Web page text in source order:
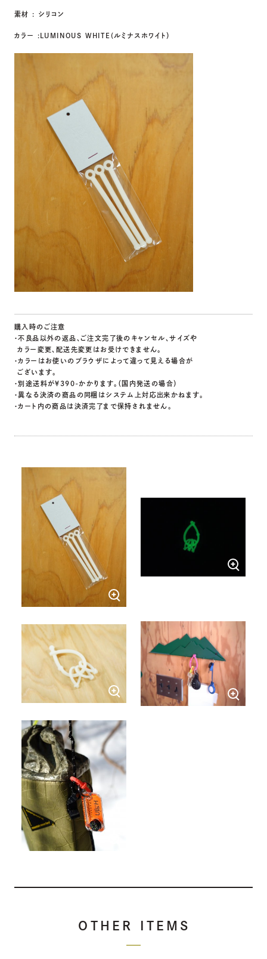
素材 : シリコン
カラー :LUMINOUS WHITE(ルミナスホワイト）
購入時のご注意
・不良品以外の返品、ご注文完了後のキャンセル、サイズや
カラー変更、配送先変更はお受けできません。
・カラーはお使いのブラウザによって違って見える場合が
ございます。
・別途送料が￥390-かかります。（国内発送の場合）
・異なる決済の商品の同梱はシステム上対応出来かねます。
・カート内の商品は決済完了まで保持されません。
OTHER ITEMS